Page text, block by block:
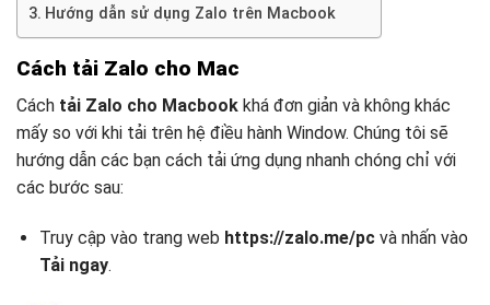
Hướng dẫn sử dụng Zalo trên Macbook
Cách tải Zalo cho Mac
Cách tải Zalo cho Macbook khá đơn giản và không khác
mấy so với khi tải trên hệ điều hành Window. Chúng tôi sẽ
hướng dẫn các bạn cách tải ứng dụng nhanh chóng chỉ với
các bước sau:
Truy cập vào trang web https://zalo.me/pcvà nhấn vào
Tải ngay.